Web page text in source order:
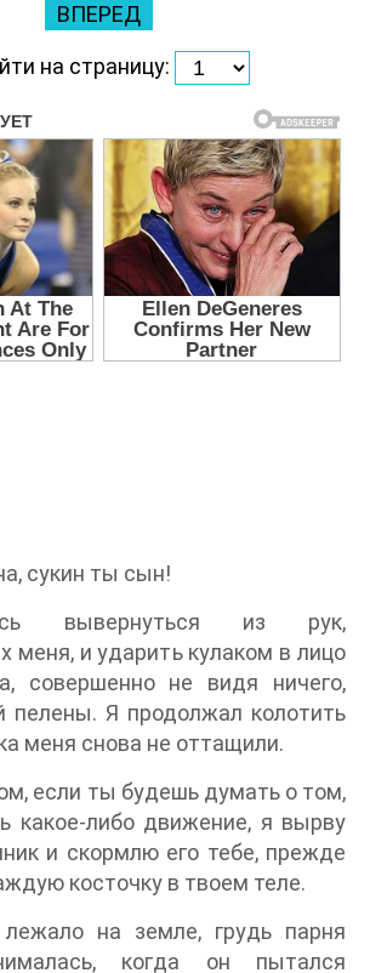
ВПЕРЕД
на страницу:
сукин ты сын!
вывернуться из рук,
и ударить кулаком в лицо
совершенно не видя ничего,
пелены. Я продолжал колотить
меня снова не оттащили.
если ты будешь думать о том,
какое-либо движение, я вырву
и скормлю его тебе, прежде
косточку в твоем теле.
на земле, грудь парня
когда он пытался